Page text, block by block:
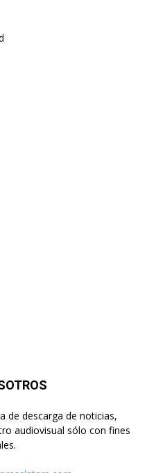
de descarga de noticias,
audiovisual sólo con fines